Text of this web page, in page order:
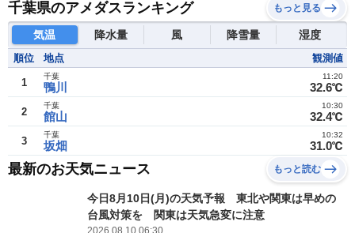
千葉県のアメダスランキング もっと見る
気温 降水量 風 降雪量 湿度
順位 地点 観測値
1 鴨川
千葉
32.6℃
11:20
2 館山
千葉
32.4℃
10:30
3 坂畑
千葉
31.0℃
10:32
最新のお天気ニュース もっと読む
今日8月10日(月)の天気予報 東北や関東は早めの
台風対策を 関東は天気急変に注意